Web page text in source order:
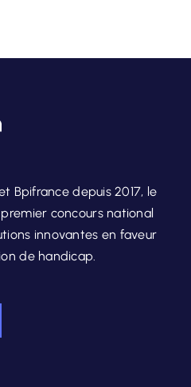
Bpifrance depuis 2017, le
concours national
innovantes en faveur
de handicap.